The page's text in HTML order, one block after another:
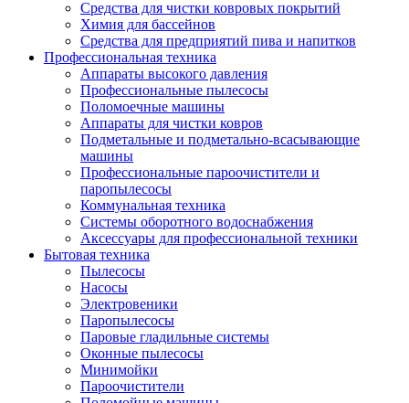
Средства для чистки ковровых покрытий
Химия для бассейнов
Cредства для предприятий пива и напитков
Профессиональная техника
Аппараты высокого давления
Профессиональные пылесосы
Поломоечные машины
Аппараты для чистки ковров
Подметальные и подметально-всасывающие
машины
Профессиональные пароочистители и
паропылесосы
Коммунальная техника
Системы оборотного водоснабжения
Аксессуары для профессиональной техники
Бытовая техника
Пылесосы
Насосы
Электровеники
Паропылесосы
Паровые гладильные системы
Оконные пылесосы
Минимойки
Пароочистители